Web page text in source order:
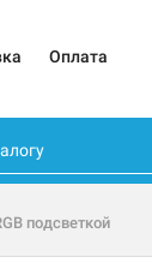
Оплата
подсветкой